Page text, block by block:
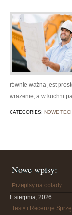
równie ważna jest
wrażenie, a w kuchni
CATEGORIES: NOWE
Nowe wpisy:
Przepisy na obiady
8 sierpnia, 2026
Testy i Recenzje